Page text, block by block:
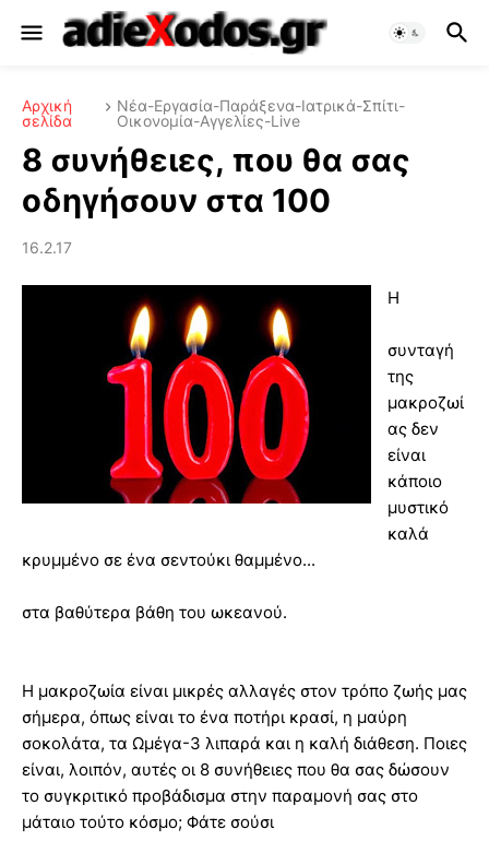
Αρχική
σελίδα
Νέα-Εργασία-Παράξενα-Ιατρικά-Σπίτι-
Οικονομία-Αγγελίες-Live
8 συνήθειες, που θα σας
οδηγήσουν στα 100
16.2.17
Η
συνταγή
της
μακροζωί
ας δεν
είναι
κάποιο
μυστικό
καλά
κρυμμένο σε ένα σεντούκι θαμμένο...
στα βαθύτερα βάθη του ωκεανού.
Η μακροζωία είναι μικρές αλλαγές στον τρόπο ζωής μας
σήμερα, όπως είναι το ένα ποτήρι κρασί, η μαύρη
σοκολάτα, τα Ωμέγα-3 λιπαρά και η καλή διάθεση. Ποιες
είναι, λοιπόν, αυτές οι 8 συνήθειες που θα σας δώσουν
το συγκριτικό προβάδισμα στην παραμονή σας στο
μάταιο τούτο κόσμο; Φάτε σούσι